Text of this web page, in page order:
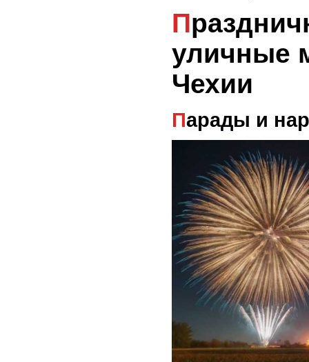
Праздничные гулянья и
уличные
Чехии
Парады и